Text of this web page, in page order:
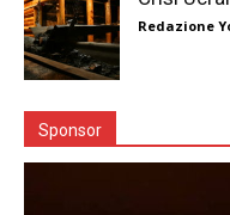
Redazione
Sponsor